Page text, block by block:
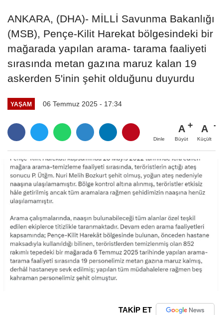
ANKARA, (DHA)- MİLLİ Savunma Bakanlığı
(MSB), Pençe-Kilit Harekat bölgesindeki bir
mağarada yapılan arama- tarama faaliyeti
sırasında metan gazına maruz kalan 19
askerden 5'inin şehit olduğunu duyurdu
YAŞAM 06 Temmuz 2025 - 17:34
Dinle
A
Büyüt
A
Küçült
TAKİP ET